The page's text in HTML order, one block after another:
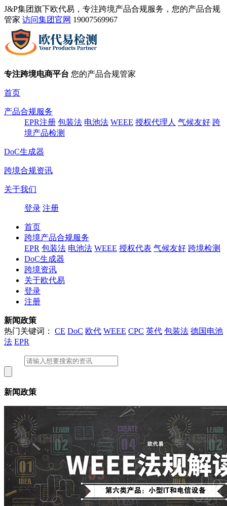
J&P集团旗下欧代易，专注跨境产品合规服务，您的产品合规
管家 访问集团官网 19007569967
专注跨境电商平台 您的产品合规管家
首页
产品合规服务
EPR注册 包装法 电池法 WEEE 授权代理人 气候友好 跨
境产品检测
DoC生成器
跨境合规资讯
关于我们
登录 注册
首页
跨境产品合规服务
EPR 包装法 电池法 WEEE 授权代表 气候友好 跨境检测
DoC生成器
跨境资讯
关于欧代易
登录
注册
新闻政策
热门关键词： CE DoC 欧代 WEEE CPC 英代 包装法 德国电池
法 EPR
新闻政策